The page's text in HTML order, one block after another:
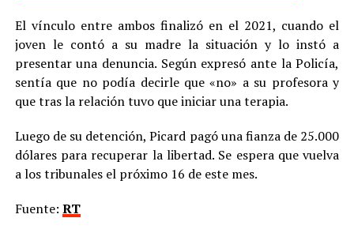
El vínculo entre ambos finalizó en el 2021, cuando el
joven le contó a su madre la situación y lo instó a
presentar una denuncia. Según expresó ante la Policía,
sentía que no podía decirle que «no» a su profesora y
que tras la relación tuvo que iniciar una terapia.
Luego de su detención, Picard pagó una fianza de 25.000
dólares para recuperar la libertad. Se espera que vuelva
a los tribunales el próximo 16 de este mes.
Fuente: RT